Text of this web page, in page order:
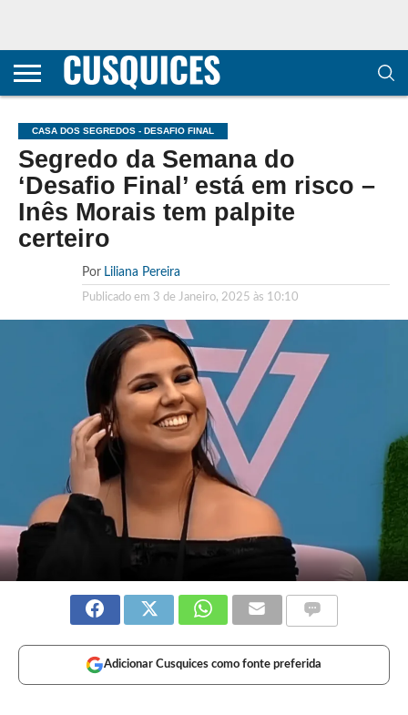
CONTACTOS
HOME
POLÍTICA DE
E COOKIES
SOBRE
TERMOS E
TRANSPARÊNCIA
METODOLOGIA
CASA DOS SEGREDOS - DESAFIO FINAL
Segredo da Semana do
‘Desafio Final’ está em risco –
Inês Morais tem palpite
certeiro
Por Liliana Pereira
Publicado em 3 de Janeiro, 2025 às 10:10
Adicionar Cusquices como fonte preferida